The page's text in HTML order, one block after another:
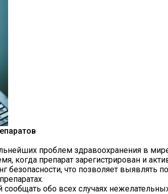
проблем здравоохранения в
когда препарат зарегистрирован и
что позволяет выявлять
обо всех случаях